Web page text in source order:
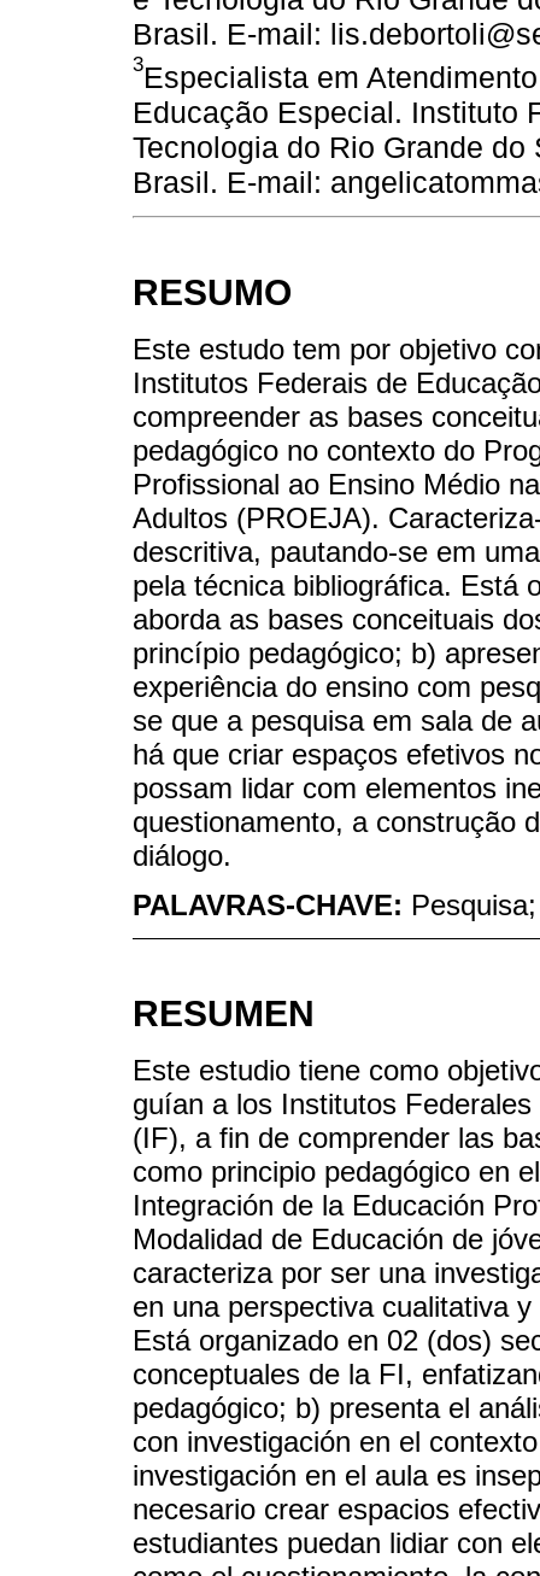
Brasil. E-mail:
3Especialista em
Educação Especial. Instituto
Tecnologia do Rio Grande
Brasil. E-mail:
RESUMO
Este estudo tem por objetivo
Institutos Federais de
compreender as bases
pedagógico no contexto do
Profissional ao Ensino Médio
Adultos (PROEJA).
descritiva, pautando-se em
pela técnica bibliográfica. Está
aborda as bases conceituais
princípio pedagógico; b)
experiência do ensino com
se que a pesquisa em sala de
há que criar espaços efetivos
possam lidar com elementos
questionamento, a construção
diálogo.
PALAVRAS-CHAVE:
RESUMEN
Este estudio tiene como
guían a los Institutos
(IF), a fin de comprender las
como principio pedagógico en
Integración de la Educación
Modalidad de Educación de
caracteriza por ser una
en una perspectiva cualitativa
Está organizado en 02 (dos)
conceptuales de la FI,
pedagógico; b) presenta el
con investigación en el
investigación en el aula es
necesario crear espacios
estudiantes puedan lidiar con